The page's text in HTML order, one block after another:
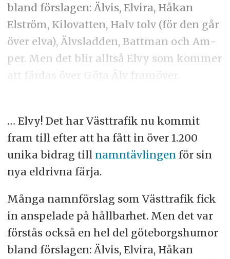
bland förslagen: Älvis, Elvira, Håkan
Elström, Kilovatten, Halv tolv (för den går
över elva), Älvsladden, Battman och Am-
per. Men det blir alltså Elvy som kommer
att färdas över Göta Älv framöver.
… Elvy! Det har Västtrafik nu kommit
fram till efter att ha fått in över 1.200
unika bidrag till namntävlingen för sin
nya eldrivna färja.
Många namnförslag som Västtrafik fick
in anspelade på hållbarhet. Men det var
förstås också en hel del göteborgshumor
bland förslagen: Älvis, Elvira, Håkan